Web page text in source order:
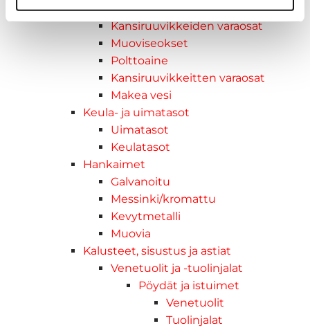
Jätevesi
Kansiruuvikkeiden varaosat
Muoviseokset
Polttoaine
Kansiruuvikkeitten varaosat
Makea vesi
Keula- ja uimatasot
Uimatasot
Keulatasot
Hankaimet
Galvanoitu
Messinki/kromattu
Kevytmetalli
Muovia
Kalusteet, sisustus ja astiat
Venetuolit ja -tuolinjalat
Pöydät ja istuimet
Venetuolit
Tuolinjalat